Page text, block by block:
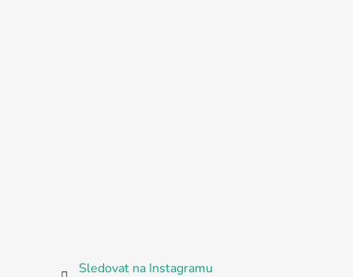
Sledovat na Instagramu